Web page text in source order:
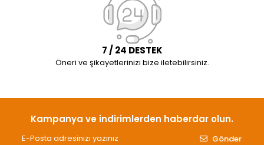
7 / 24 DESTEK
Öneri ve şikayetlerinizi bize iletebilirsiniz.
Kampanya ve indirimlerden haberdar olun.
Gönder